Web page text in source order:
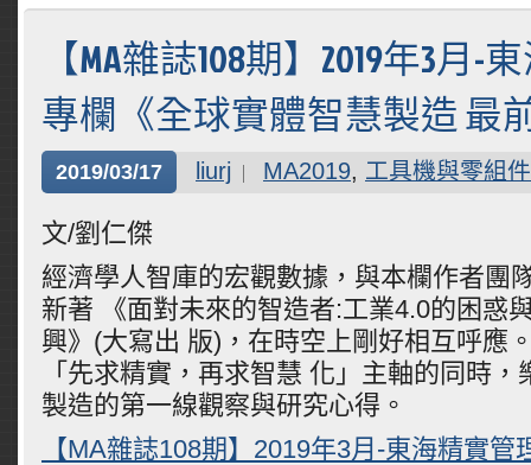
【MA雜誌108期】2019年3月-
專欄《全球實體智慧製造 最
2019/03/17 liurj MA2019, 工具機與零組
文/劉仁傑
經濟學人智庫的宏觀數據，與本欄作者團
新著 《面對未來的智造者:工業4.0的困惑
興》(大寫出 版)，在時空上剛好相互呼應
「先求精實，再求智慧 化」主軸的同時
製造的第一線觀察與研究心得。
【MA雜誌108期】2019年3月-東海精實管